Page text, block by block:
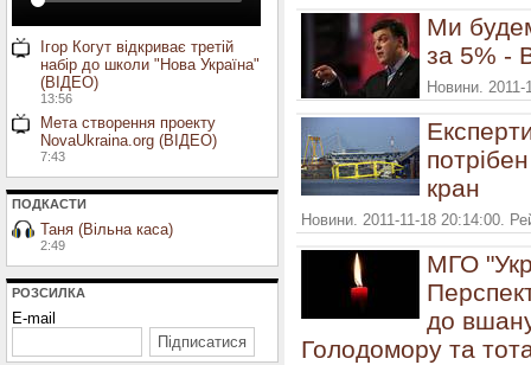
Ігор Когут відкриває третій
набір до школи "Нова Україна"
(ВІДЕО)
13:56
Мета створення проекту
NovaUkraina.org (ВІДЕО)
7:43
ПОДКАСТИ
Таня (Вільна каса)
2:49
РОЗСИЛКА
E-mail
Ми
за 5% -
Новини.
кран
Новини. 2011-11-18 20:14:00.
МГО
до
Голодомору та